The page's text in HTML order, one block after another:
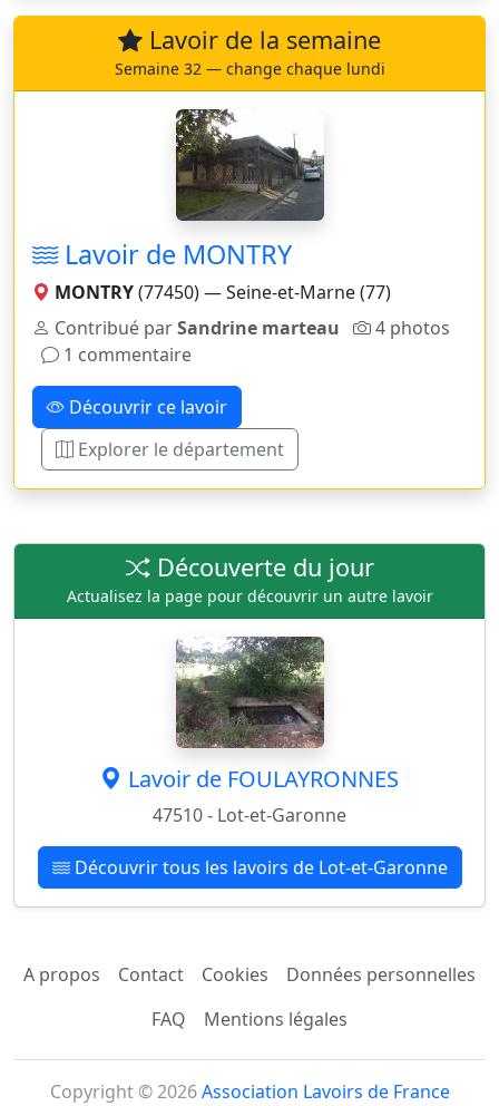
Lavoir de la semaine
Semaine 32 — change chaque lundi
Lavoir de MONTRY
MONTRY(77450) — Seine-et-Marne (77)
Contribué parSandrine marteau
4 photos
1 commentaire
Découvrir ce lavoir
Explorer le département
Découverte du jour
Actualisez la page pour découvrir un autre lavoir
Lavoir de FOULAYRONNES
47510 - Lot-et-Garonne
Découvrir tous les lavoirs de Lot-et-Garonne
A propos Contact Cookies
Données personnelles
FAQ
Mentions légales
Copyright © 2026Association Lavoirs de France